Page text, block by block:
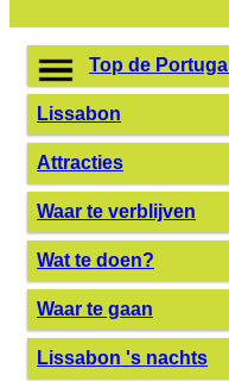
Top de Portugal
Lissabon
Attracties
Waar te verblijven
Wat te doen?
Waar te gaan
Lissabon 's nachts